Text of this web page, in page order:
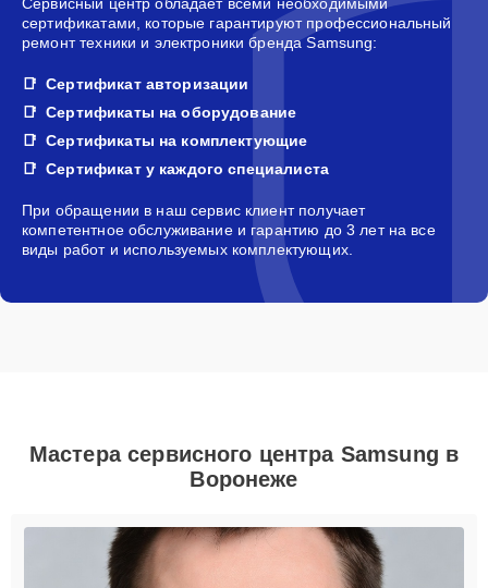
сертификатами, которые гарантируют профессиональный
ремонт техники и электроники бренда Samsung:
Сертификат авторизации
Сертификаты на оборудование
Сертификаты на комплектующие
Сертификат у каждого специалиста
При обращении в наш сервис клиент получает
компетентное обслуживание и гарантию до 3 лет на все
виды работ и используемых комплектующих.
Мастера сервисного центра Samsung в
Воронеже